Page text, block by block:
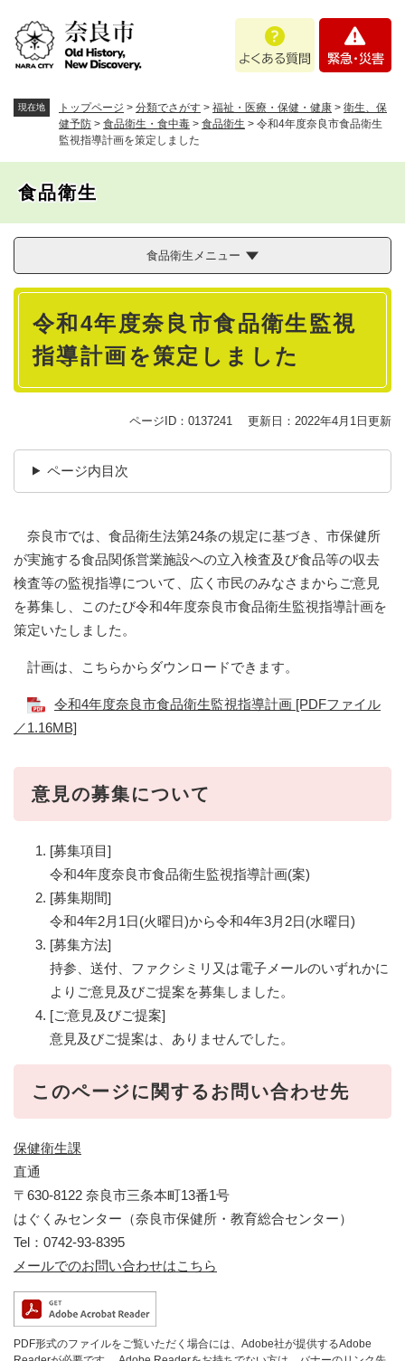
。
あ
問
・
現在地 トップページ > 分類でさがす > 福祉・医療・保健・健康 > 衛生、保
健予防 > 食品衛生・食中毒 > 食品衛生 > 令和4年度奈良市食品衛生
監視指導計画を策定しました
食品衛生
食品衛生メニュー
本
令和4年度奈良市食品衛生監視
指導計画を策定しました
ページID：0137241 更新日：2022年4月1日更新
ページ内目次
奈良市では、食品衛生法第24条の規定に基づき、市保健所
が実施する食品関係営業施設への立入検査及び食品等の収去
検査等の監視指導について、広く市民のみなさまからご意見
を募集し、このたび令和4年度奈良市食品衛生監視指導計画を
策定いたしました。
計画は、こちらからダウンロードできます。
令和4年度奈良市食品衛生監視指導計画 [PDFファイル
／1.16MB]
意見の募集について
[募集項目]
令和4年度奈良市食品衛生監視指導計画(案)
[募集期間]
令和4年2月1日(火曜日)から令和4年3月2日(水曜日)
[募集方法]
持参、送付、ファクシミリ又は電子メールのいずれかに
よりご意見及びご提案を募集しました。
[ご意見及びご提案]
意見及びご提案は、ありませんでした。
このページに関するお問い合わせ先
保健衛生課
直通
〒630-8122 奈良市三条本町13番1号
はぐくみセンター（奈良市保健所・教育総合センター）
Tel：0742-93-8395
メールでのお問い合わせはこちら
PDF形式のファイルをご覧いただく場合には、Adobe社が提供するAdobe